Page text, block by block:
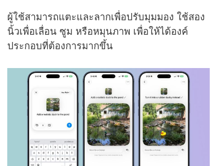
ผู้ใช้สามารถแตะและลากเพื่อปรับมุมมอง ใช้สอง
นิ้วเพื่อเลื่อน ซูม หรือหมุนภาพ เพื่อให้ได้องค์
ประกอบที่ต้องการมากขึ้น